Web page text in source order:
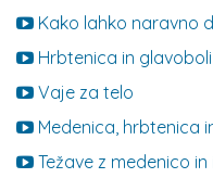
Kako lahko naravno
Hrbtenica in glavoboli
Vaje za telo
Medenica, hrbtenica
Težave z medenico